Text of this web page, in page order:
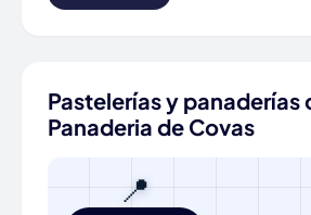
Pastelerías y panaderías
Panaderia de Covas
📍